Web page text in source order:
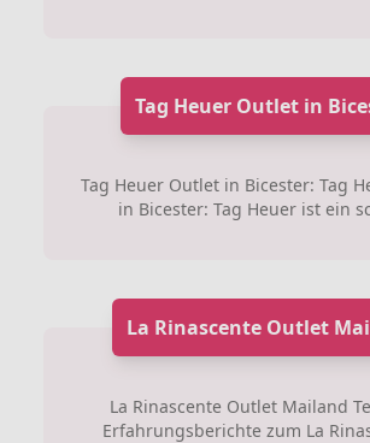
Tag Heuer Outlet in
Tag Heuer Outlet in Bicester: Tag
in Bicester: Tag Heuer ist ein
La Rinascente Outlet
La Rinascente Outlet Mailand
Erfahrungsberichte zum La